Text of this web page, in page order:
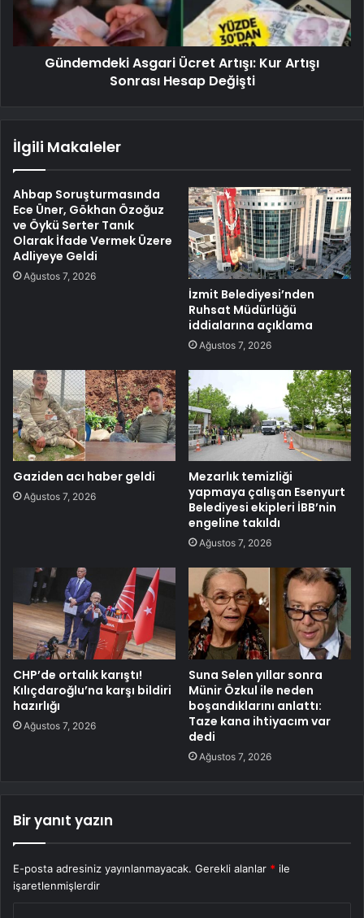
Gündemdeki Asgari Ücret Artışı: Kur Artışı
Sonrası Hesap Değişti
İlgili Makaleler
Ahbap Soruşturmasında
Ece Üner, Gökhan Özoğuz
ve Öykü Serter Tanık
Olarak İfade Vermek Üzere
Adliyeye Geldi
Ağustos 7, 2026
İzmit Belediyesi’nden
Ruhsat Müdürlüğü
iddialarına açıklama
Ağustos 7, 2026
Gaziden acı haber geldi
Ağustos 7, 2026
Mezarlık temizliği
yapmaya çalışan Esenyurt
Belediyesi ekipleri İBB’nin
engeline takıldı
Ağustos 7, 2026
CHP’de ortalık karıştı!
Kılıçdaroğlu’na karşı bildiri
hazırlığı
Ağustos 7, 2026
Suna Selen yıllar sonra
Münir Özkul ile neden
boşandıklarını anlattı:
Taze kana ihtiyacım var
dedi
Ağustos 7, 2026
Bir yanıt yazın
E-posta adresiniz yayınlanmayacak. Gerekli alanlar * ile
işaretlenmişlerdir